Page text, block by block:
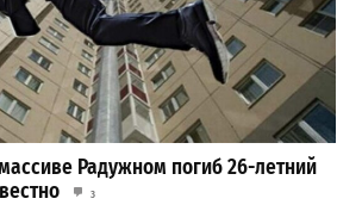
Радужном погиб 26-летний
3